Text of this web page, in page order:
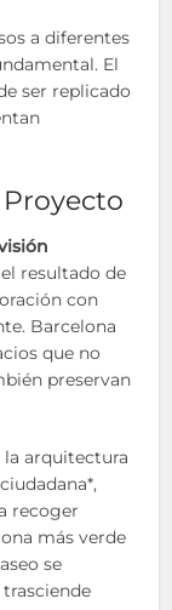
a diferentes
El
ser replicado
resultado de
con
Barcelona
que no
preservan
la arquitectura
recoger
más verde
se